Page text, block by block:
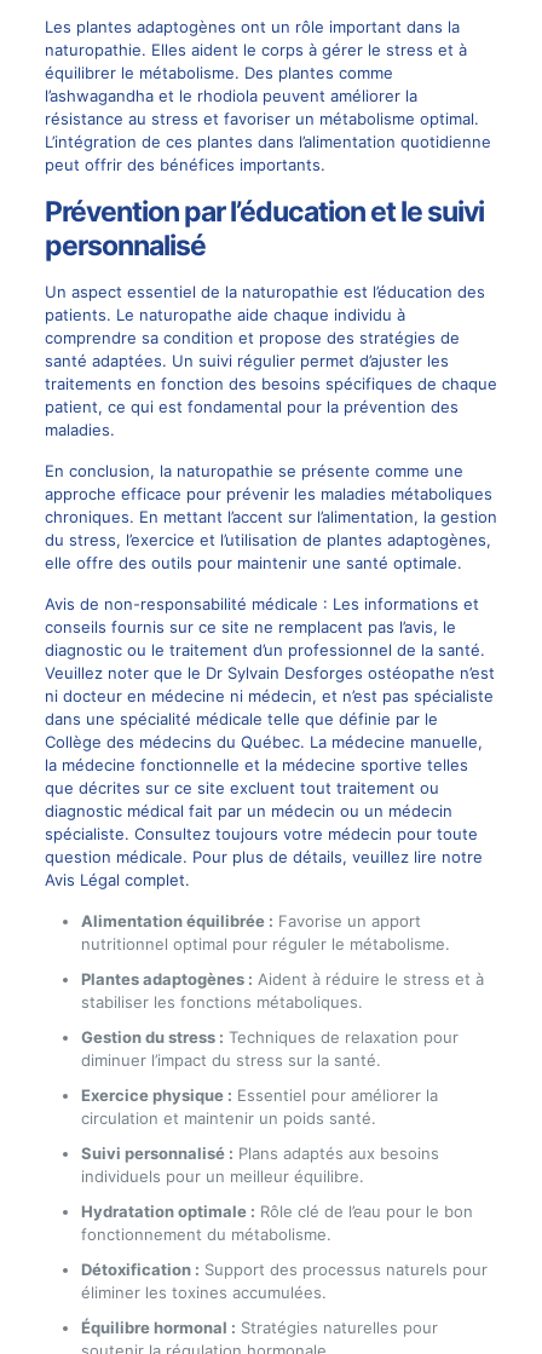
Les plantes adaptogènes ont un rôle important dans la
naturopathie. Elles aident le corps à gérer le stress et à
équilibrer le métabolisme. Des plantes comme
l’ashwagandha et le rhodiola peuvent améliorer la
résistance au stress et favoriser un métabolisme optimal.
L’intégration de ces plantes dans l’alimentation quotidienne
peut offrir des bénéfices importants.
Prévention par l’éducation et le suivi
personnalisé
Un aspect essentiel de la naturopathie est l’éducation des
patients. Le naturopathe aide chaque individu à
comprendre sa condition et propose des stratégies de
santé adaptées. Un suivi régulier permet d’ajuster les
traitements en fonction des besoins spécifiques de chaque
patient, ce qui est fondamental pour la prévention des
maladies.
En conclusion, la naturopathie se présente comme une
approche efficace pour prévenir les maladies métaboliques
chroniques. En mettant l’accent sur l’alimentation, la gestion
du stress, l’exercice et l’utilisation de plantes adaptogènes,
elle offre des outils pour maintenir une santé optimale.
Avis de non-responsabilité médicale : Les informations et
conseils fournis sur ce site ne remplacent pas l’avis, le
diagnostic ou le traitement d’un professionnel de la santé.
Veuillez noter que le Dr Sylvain Desforges ostéopathe n’est
ni docteur en médecine ni médecin, et n’est pas spécialiste
dans une spécialité médicale telle que définie par le
Collège des médecins du Québec. La médecine manuelle,
la médecine fonctionnelle et la médecine sportive telles
que décrites sur ce site excluent tout traitement ou
diagnostic médical fait par un médecin ou un médecin
spécialiste. Consultez toujours votre médecin pour toute
question médicale. Pour plus de détails, veuillez lire notre
Avis Légal complet.
Alimentation équilibrée : Favorise un apport
nutritionnel optimal pour réguler le métabolisme.
Plantes adaptogènes : Aident à réduire le stress et à
stabiliser les fonctions métaboliques.
Gestion du stress : Techniques de relaxation pour
diminuer l’impact du stress sur la santé.
Exercice physique : Essentiel pour améliorer la
circulation et maintenir un poids santé.
Suivi personnalisé : Plans adaptés aux besoins
individuels pour un meilleur équilibre.
Hydratation optimale : Rôle clé de l’eau pour le bon
fonctionnement du métabolisme.
Détoxification : Support des processus naturels pour
éliminer les toxines accumulées.
Équilibre hormonal : Stratégies naturelles pour